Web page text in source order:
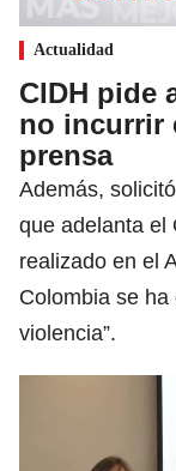
Actualidad
CIDH pide
no incurrir
prensa
Además,
que adelanta el
realizado en el
Colombia se ha
violencia”.